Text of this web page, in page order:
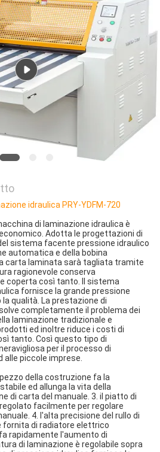
idraulica PRY-YDFM-720
di laminazione idraulica è
Adotta le progettazioni di
sistema facente pressione idraulico
automatica e della bobina
carta laminata sarà tagliata tramite
ragionevole conserva
coperta così tanto. Il sistema
fornisce la grande pressione
qualità. La prestazione di
completamente il problema dei
laminazione tradizionale e
ed inoltre riduce i costi di
tanto. Così questo tipo di
per il processo di
alle piccole imprese.
della costruzione fa la
ed allunga la vita della
di carta del manuale. 3. il piatto di
facilmente per regolare
4. l'alta precisione del rullo di
di radiatore elettrico
rapidamente l'aumento di
di laminazione è regolabile sopra